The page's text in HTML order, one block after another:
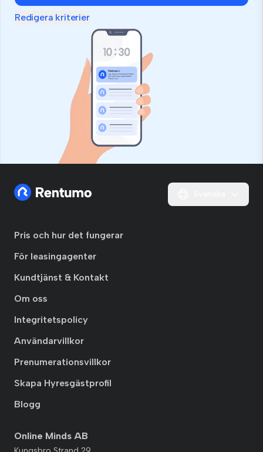
Redigera kriterier
Pris och hur det fungerar
För leasingagenter
Kundtjänst & Kontakt
Om oss
Integritetspolicy
Användarvillkor
Prenumerationsvillkor
Skapa Hyresgästprofil
Blogg
Online Minds AB